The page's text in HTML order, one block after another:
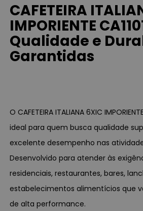
CAFETEIRA
IMPORIENTE
Qualidade e
Garantidas
O CAFETEIRA ITALIANA 6XIC
ideal para quem busca qualidade
excelente desempenho nas
Desenvolvido para atender às
residenciais, restaurantes, bares,
estabelecimentos alimentícios que
de alta performance.